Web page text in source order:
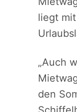
liegt
„Auch
den